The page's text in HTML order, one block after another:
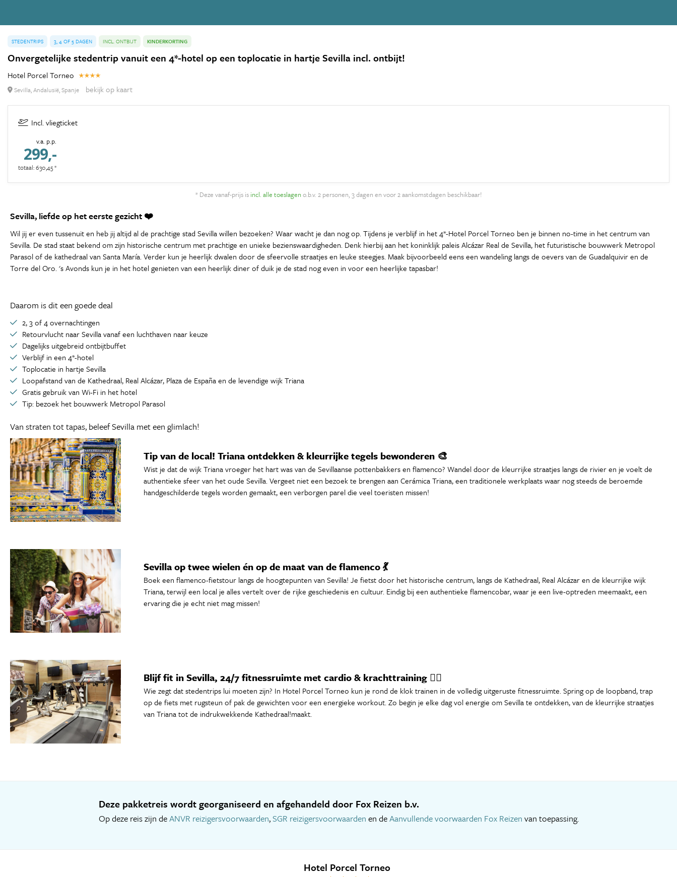
STEDENTRIPS 3, 4 OF 5 DAGEN INCL. ONTBIJT KINDERKORTING
Onvergetelijke stedentrip vanuit een 4*-hotel op een toplocatie in hartje Sevilla incl. ontbijt!
Hotel Porcel Torneo
Sevilla, Andalusië, Spanje bekijk op kaart
Incl. vliegticket
v.a. p.p.
299,-
totaal: 630,45 *
* Deze vanaf-prijs is incl. alle toeslagen o.b.v. 2 personen, 3 dagen en voor 2 aankomstdagen beschikbaar!
Sevilla, liefde op het eerste gezicht ❤️
Wil jij er even tussenuit en heb jij altijd al de prachtige stad Sevilla willen bezoeken? Waar wacht je dan nog op. Tijdens je verblijf in het 4*-Hotel Porcel Torneo ben je binnen no-time in het centrum van
Sevilla. De stad staat bekend om zijn historische centrum met prachtige en unieke bezienswaardigheden. Denk hierbij aan het koninklijk paleis Alcázar Real de Sevilla, het futuristische bouwwerk Metropol
Parasol of de kathedraal van Santa María. Verder kun je heerlijk dwalen door de sfeervolle straatjes en leuke steegjes. Maak bijvoorbeeld eens een wandeling langs de oevers van de Guadalquivir en de
Torre del Oro. 's Avonds kun je in het hotel genieten van een heerlijk diner of duik je de stad nog even in voor een heerlijke tapasbar!
Daarom is dit een goede deal
2, 3 of 4 overnachtingen
Retourvlucht naar Sevilla vanaf een luchthaven naar keuze
Dagelijks uitgebreid ontbijtbuffet
Verblijf in een 4*-hotel
Toplocatie in hartje Sevilla
Loopafstand van de Kathedraal, Real Alcázar, Plaza de España en de levendige wijk Triana
Gratis gebruik van Wi-Fi in het hotel
Tip: bezoek het bouwwerk Metropol Parasol
Van straten tot tapas, beleef Sevilla met een glimlach!
Tip van de local! Triana ontdekken & kleurrijke tegels bewonderen 🎨
Wist je dat de wijk Triana vroeger het hart was van de Sevillaanse pottenbakkers en flamenco? Wandel door de kleurrijke straatjes langs de rivier en je voelt de
authentieke sfeer van het oude Sevilla. Vergeet niet een bezoek te brengen aan Cerámica Triana, een traditionele werkplaats waar nog steeds de beroemde
handgeschilderde tegels worden gemaakt, een verborgen parel die veel toeristen missen!
Sevilla op twee wielen én op de maat van de flamenco 💃
Boek een flamenco-fietstour langs de hoogtepunten van Sevilla! Je fietst door het historische centrum, langs de Kathedraal, Real Alcázar en de kleurrijke wijk
Triana, terwijl een local je alles vertelt over de rijke geschiedenis en cultuur. Eindig bij een authentieke flamencobar, waar je een live-optreden meemaakt, een
ervaring die je echt niet mag missen!
Blijf fit in Sevilla, 24/7 fitnessruimte met cardio & krachttraining 🏋️‍♂️
Wie zegt dat stedentrips lui moeten zijn? In Hotel Porcel Torneo kun je rond de klok trainen in de volledig uitgeruste fitnessruimte. Spring op de loopband, trap
op de fiets met rugsteun of pak de gewichten voor een energieke workout. Zo begin je elke dag vol energie om Sevilla te ontdekken, van de kleurrijke straatjes
van Triana tot de indrukwekkende Kathedraal!maakt.
Deze pakketreis wordt georganiseerd en afgehandeld door Fox Reizen b.v.
Op deze reis zijn deANVR reizigersvoorwaarden,SGR reizigersvoorwaarden en deAanvullende voorwaarden Fox Reizen van toepassing.
Hotel Porcel Torneo